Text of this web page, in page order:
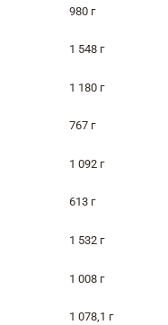
980 г
1 548 г
1 180 г
767 г
1 092 г
613 г
1 532 г
1 008 г
1 078,1 г